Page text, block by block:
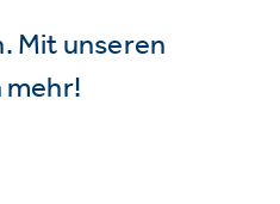
Mit unseren
mehr!